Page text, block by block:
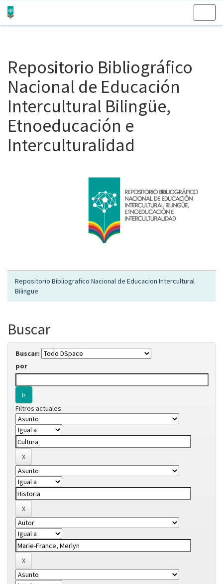
Repositorio Bibliográfico
Nacional de Educación
Intercultural Bilingüe,
Etnoeducación e
Interculturalidad
Repositorio Bibliografico Nacional de Educacion Intercultural
Bilingue
Buscar
Buscar:
por
Filtros actuales: